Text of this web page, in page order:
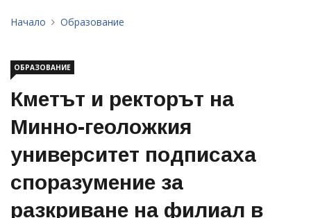
Начало Образование
ОБРАЗОВАНИЕ
Кметът и ректорът на
Минно-геоложкия
университет подписаха
споразумение за
разкриване на филиал в